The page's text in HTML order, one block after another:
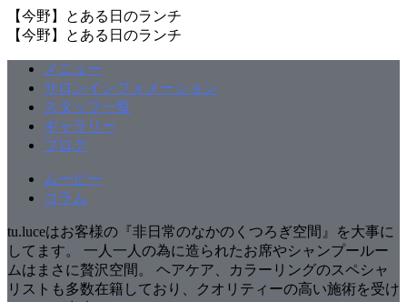
【今野】とある日のランチ
【今野】とある日のランチ
メニュー
サロンインフォメーション
スタッフ一覧
ギャラリー
ブログ
ムービー
コラム
tu.luceはお客様の『非日常のなかのくつろぎ空間』を大事に
してます。 一人一人の為に造られたお席やシャンプールー
ムはまさに贅沢空間。 ヘアケア、カラーリングのスペシャ
リストも多数在籍しており、クオリティーの高い施術を受け